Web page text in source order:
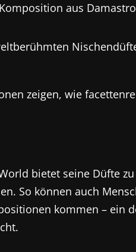
aus
zeigen, wie
bietet seine Düfte
So können auch
kommen – ein